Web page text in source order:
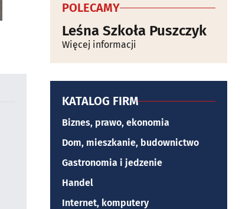
POLECAMY
Leśna Szkoła Puszczyk
Więcej informacji
KATALOG FIRM
Biznes, prawo, ekonomia
Dom, mieszkanie, budownictwo
Gastronomia i jedzenie
Handel
Internet, komputery